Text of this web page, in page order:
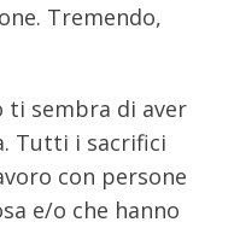
Tremendo,
ti sembra di aver
Tutti i sacrifici
con persone
e/o che hanno